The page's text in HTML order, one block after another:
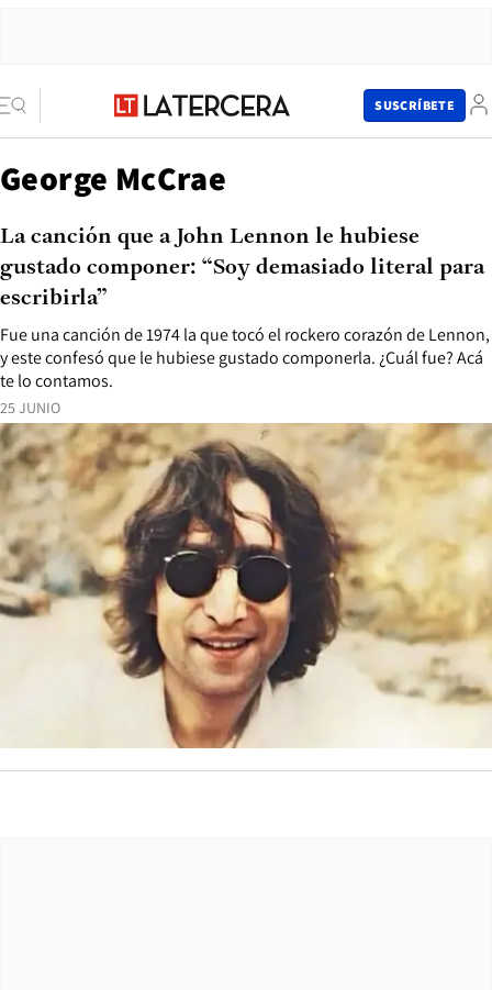
SUSCRÍBETE
George McCrae
25 JUNIO
Fue una canción de 1974 la que tocó el rockero corazón de Lennon,
y este confesó que le hubiese gustado componerla. ¿Cuál fue? Acá
te lo contamos.
La canción que a John Lennon le hubiese
gustado componer: “Soy demasiado literal para
escribirla”